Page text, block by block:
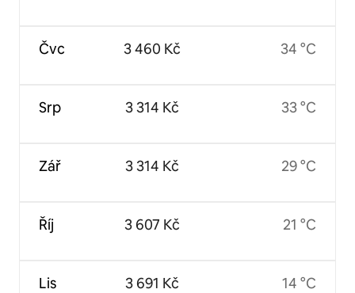
Čvc
Srp
Zář
Říj
Lis
3 460 Kč
3 314 Kč
3 314 Kč
3 607 Kč
3 691 Kč
34 °C
33 °C
29 °C
21 °C
14 °C